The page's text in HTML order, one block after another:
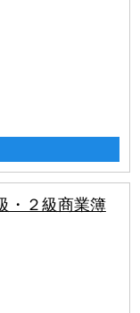
・２級商業簿